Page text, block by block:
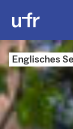
Englisches